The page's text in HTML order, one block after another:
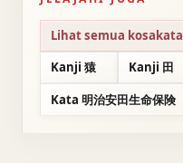
Lihat semua kosakata
Kanji 猿
Kanji 田
Kata 明治安田生命保険